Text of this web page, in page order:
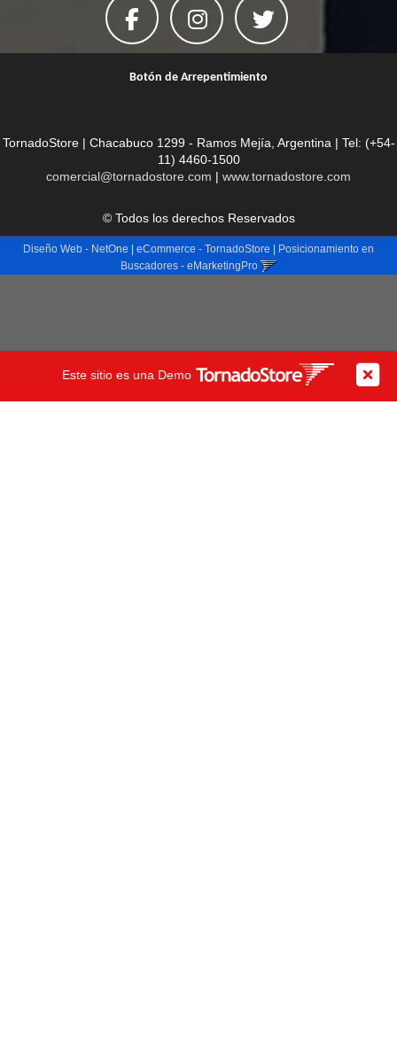
Botón de Arrepentimiento
TornadoStore | Chacabuco 1299 - Ramos Mejía, Argentina | Tel: (+54-
11) 4460-1500
comercial@tornadostore.com | www.tornadostore.com
© Todos los derechos Reservados
Diseño Web - NetOne | eCommerce - TornadoStore | Posicionamiento en
Buscadores - eMarketingPro
Este sitio es una Demo